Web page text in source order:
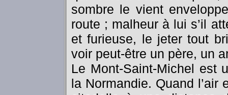
sombre le vient
route ; malheur à lui s’il
et furieuse, le jeter tout
voir peut-être un père, un
Le Mont-Saint-Michel est
la Normandie. Quand l’air